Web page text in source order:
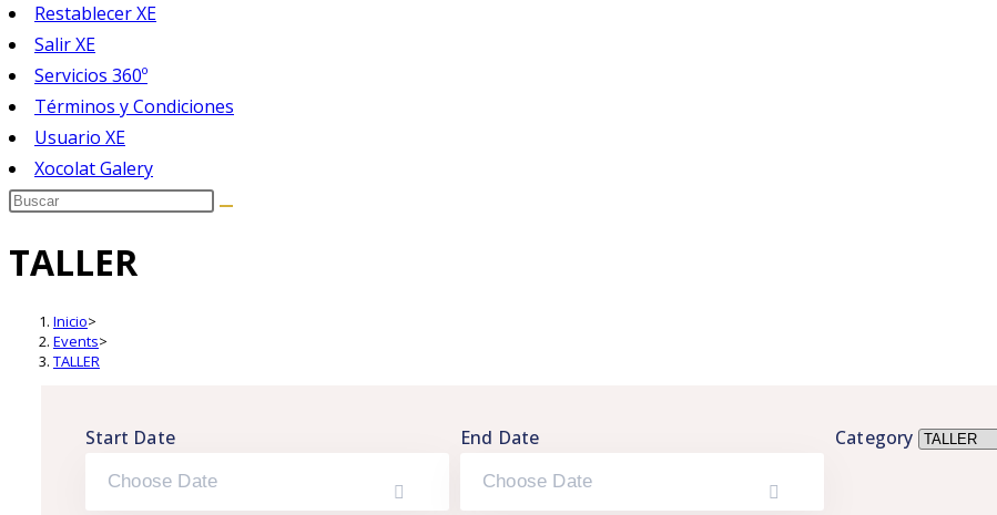
Restablecer XE
Salir XE
Servicios 360º
Términos y Condiciones
Usuario XE
Xocolat Galery
TALLER
Inicio>
Events>
TALLER
Start Date End Date Category